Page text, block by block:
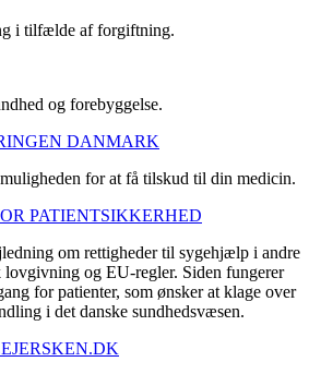
i tilfælde af forgiftning.
og forebyggelse.
DANMARK
for at få tilskud til din medicin.
PATIENTSIKKERHED
om rettigheder til sygehjælp i andre
lovgivning og EU-regler. Siden fungerer
for patienter, som ønsker at klage over
i det danske sundhedsvæsen.